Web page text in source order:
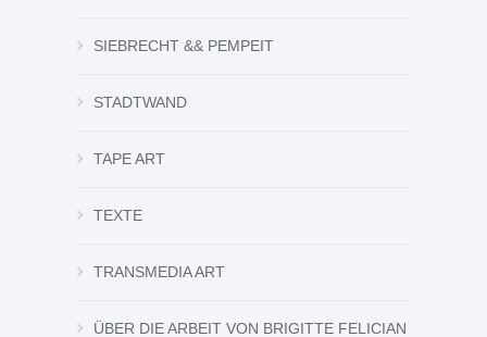
SIEBRECHT && PEMPEIT
STADTWAND
TAPE ART
TEXTE
TRANSMEDIA ART
ÜBER DIE ARBEIT VON BRIGITTE FELICIAN